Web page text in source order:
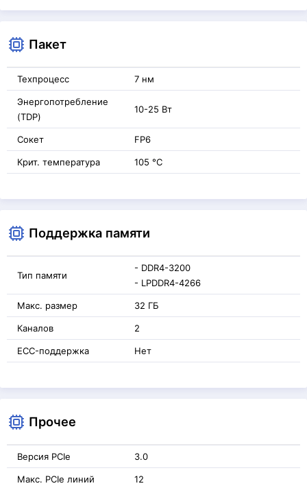
Пакет
Техпроцесс 7 нм
Энергопотребление
(TDP)
10-25 Вт
Сокет FP6
Крит. температура 105 °C
Поддержка памяти
Тип памяти
- DDR4-3200
- LPDDR4-4266
Макс. размер 32 ГБ
Каналов 2
ECC-поддержка Нет
Прочее
Версия PCIe 3.0
Макс. PCIe линий 12